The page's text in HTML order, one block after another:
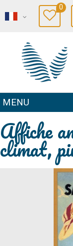
0
MENU
Affiche
climat,